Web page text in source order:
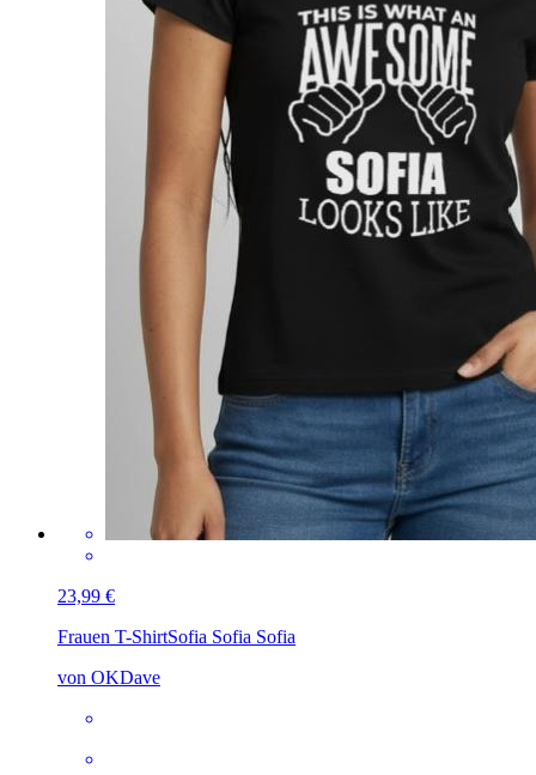
23,99 €
Frauen T-ShirtSofia Sofia Sofia
von OKDave